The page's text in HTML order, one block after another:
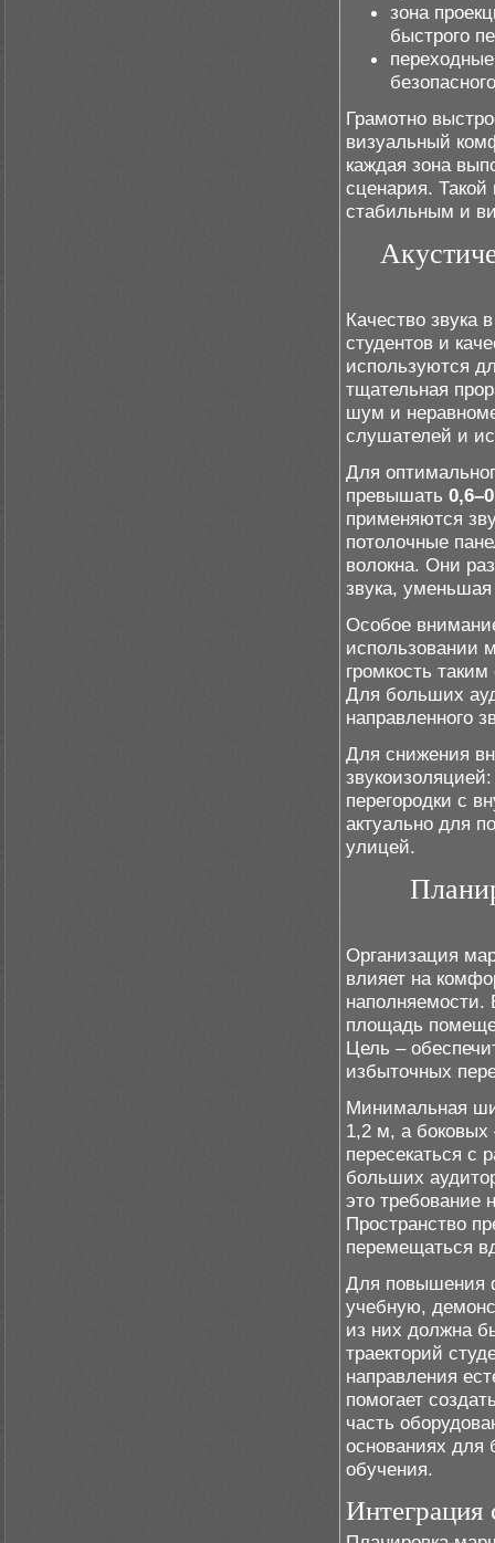
зона
быстрого
Грамотно
визуальный
каждая зона
сценария. Такой
стабильным и
Качество звука
студентов и
используются
тщательная
шум и
слушателей и
Для
превышать
применяются
потолочные
волокна. Они
звука, уменьшая
Особое
использовании
громкость
Для больших
направленного
Для снижения
перегородки с
актуально для
улицей.
Организация
влияет на
наполняемости.
площадь
Цель –
избыточных
Минимальная
1,2 м, а
пересекаться
больших
это требование
Пространство
перемещаться
Для повышения
учебную,
из них должна
траекторий
направления
помогает
часть
основаниях для
обучения.
Интеграция